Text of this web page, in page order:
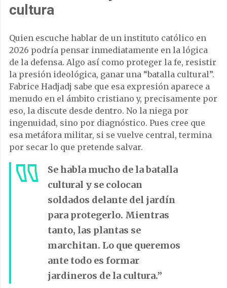
cultura
Quien escuche hablar de un instituto católico en
2026 podría pensar inmediatamente en la lógica
de la defensa. Algo así como proteger la fe, resistir
la presión ideológica, ganar una “batalla cultural”.
Fabrice Hadjadj sabe que esa expresión aparece a
menudo en el ámbito cristiano y, precisamente por
eso, la discute desde dentro. No la niega por
ingenuidad, sino por diagnóstico. Pues cree que
esa metáfora militar, si se vuelve central, termina
por secar lo que pretende salvar.
Se habla mucho de la batalla
cultural y se colocan
soldados delante del jardín
para protegerlo. Mientras
tanto, las plantas se
marchitan. Lo que queremos
ante todo es formar
jardineros de la cultura.”